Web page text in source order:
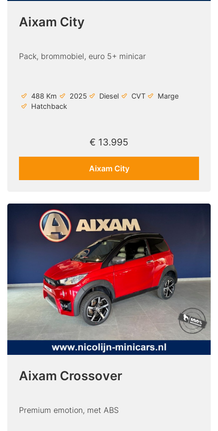
Aixam City
Pack, brommobiel, euro 5+ minicar
488 Km 2025 Diesel CVT
Marge
Hatchback
€ 13.995
Aixam City
Aixam Crossover
Premium emotion, met ABS